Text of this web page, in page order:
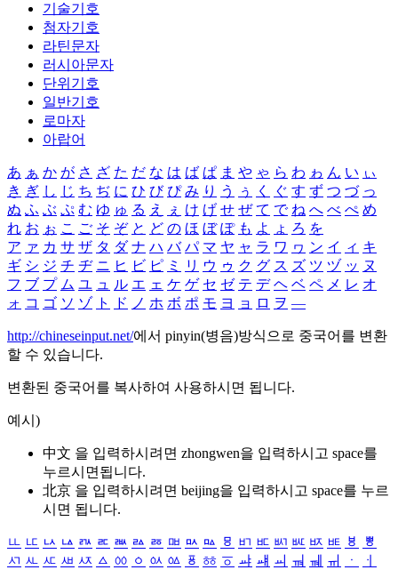
기술기호
첨자기호
라틴문자
러시아문자
단위기호
일반기호
로마자
아랍어
あ ぁ か が さ ざ た だ な は ば ぱ ま や ゃ ら わ ゎ ん い ぃ
き ぎ し じ ち ぢ に ひ び ぴ み り う ぅ く ぐ す ず つ づ っ
ぬ ふ ぶ ぷ む ゆ ゅ る え ぇ け げ せ ぜ て で ね へ べ ぺ め
れ お ぉ こ ご そ ぞ と ど の ほ ぼ ぽ も よ ょ ろ を
ア ァ カ サ ザ タ ダ ナ ハ バ パ マ ヤ ャ ラ ワ ヮ ン イ ィ キ
ギ シ ジ チ ヂ ニ ヒ ビ ピ ミ リ ウ ゥ ク グ ス ズ ツ ヅ ッ ヌ
フ ブ プ ム ユ ュ ル エ ェ ケ ゲ セ ゼ テ デ ヘ ベ ペ メ レ オ
ォ コ ゴ ソ ゾ ト ド ノ ホ ボ ポ モ ヨ ョ ロ ヲ ―
http://chineseinput.net/에서 pinyin(병음)방식으로 중국어를 변환
할 수 있습니다.
변환된 중국어를 복사하여 사용하시면 됩니다.
예시)
中文 을 입력하시려면 zhongwen을 입력하시고 space를
누르시면됩니다.
北京 을 입력하시려면 beijing을 입력하시고 space를 누르
시면 됩니다.
ㅥ ㅦ ㅧ ㅨ ㅩ ㅪ ㅫ ㅬ ㅭ ㅮ ㅯ ㅰ ㅱ ㅲ ㅳ ㅴ ㅵ ㅶ ㅷ ㅸ
ㅹ
ㅺ ㅻ ㅼ ㅽ ㅾ ㅿ ㆀ ㆁ ㆂ ㆃ ㆄ ㆅ ㆆ ㆇ ㆈ ㆉ ㆊ ㆋ ㆌ ㆍ
ㆎ